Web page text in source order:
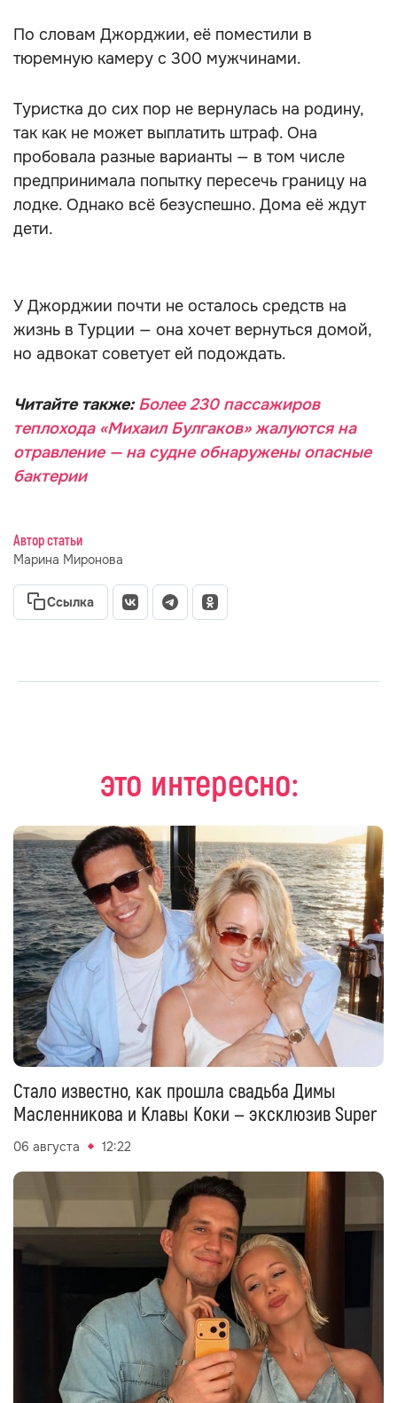
По словам Джорджии, её поместили в
тюремную камеру с 300 мужчинами.
Туристка до сих пор не вернулась на родину,
так как не может выплатить штраф. Она
пробовала разные варианты — в том числе
предпринимала попытку пересечь границу на
лодке. Однако всё безуспешно. Дома её ждут
дети.
У Джорджии почти не осталось средств на
жизнь в Турции — она хочет вернуться домой,
но адвокат советует ей подождать.
Читайте также: Более 230 пассажиров
теплохода «Михаил Булгаков» жалуются на
отравление — на судне обнаружены опасные
бактерии
Автор статьи
Марина Миронова
Ссылка
это интересно:
Стало известно, как прошла свадьба Димы
Масленникова и Клавы Коки — эксклюзив Super
06 августа 12:22